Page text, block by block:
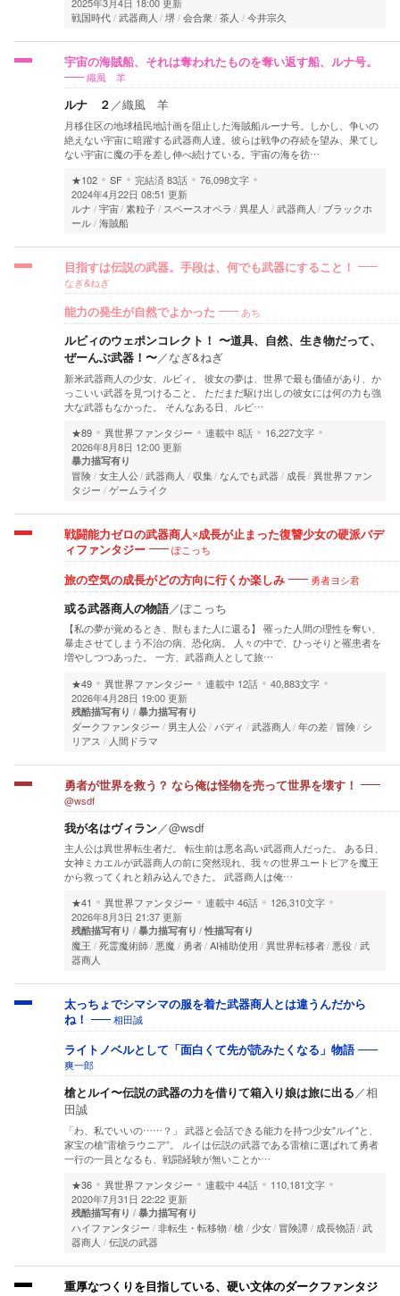
戦国時代 武器商人 堺 会合衆 茶人 今井宗久
宇宙の海賊船、それは奪われたものを奪い返す船、ルナ号。
織風 羊
ルナ ２ ／織風 羊
月移住区の地球植民地計画を阻止した海賊船ルーナ号。しかし、争いの
絶えない宇宙に暗躍する武器商人達。彼らは戦争の存続を望み、果てし
ない宇宙に魔の手を差し伸べ続けている。宇宙の海を彷…
★102
SF 完結済83話
76,098文字
2024年4月22日 08:51 更新
ルナ
宇宙 素粒子 スペースオペラ 異星人 武器商人
ブラックホ
ール 海賊船
目指すは伝説の武器。手段は、何でも武器にすること！
なぎ&ねぎ
能力の発生が自然でよかった あち
ルビィのウェポンコレクト！ 〜道具、自然、生き物だって、
ぜーんぶ武器！〜／なぎ&ねぎ
新米武器商人の少女、ルビィ。 彼女の夢は、世界で最も価値があり、か
っこいい武器を見つけること。 ただまだ駆け出しの彼女には何の力も強
大な武器もなかった。 そんなある日、ルビ…
★89
異世界ファンタジー 連載中 8話
16,227文字
2026年8月8日 12:00 更新
暴力描写有り
冒険 女主人公 武器商人 収集 なんでも武器 成長 異世界ファン
タジー
ゲームライク
戦闘能力ゼロの武器商人×成長が止まった復讐少女の硬派バデ
ィファンタジー
ぽこっち
旅の空気の成長がどの方向に行くか楽しみ 勇者ヨシ君
或る武器商人の物語／ぽこっち
【私の夢が覚めるとき、獣もまた人に還る】 罹った人間の理性を奪い、
暴走させてしまう不治の病、恐化病。 人々の中で、ひっそりと罹患者を
増やしつつあった。 一方、武器商人として旅…
★49
異世界ファンタジー 連載中 12話
40,883文字
2026年4月28日 19:00 更新
残酷描写有り 暴力描写有り
ダークファンタジー 男主人公 バディ 武器商人 年の差 冒険 シ
リアス
人間ドラマ
勇者が世界を救う？ なら俺は怪物を売って世界を壊す！
@wsdf
我が名はヴィラン／@wsdf
主人公は異世界転生者だ。 転生前は悪名高い武器商人だった。 ある日、
女神ミカエルが武器商人の前に突然現れ、我々の世界ユートピアを魔王
から救ってくれと頼み込んできた。 武器商人は俺…
★41
異世界ファンタジー 連載中 46話
126,310文字
2026年8月3日 21:37 更新
残酷描写有り 暴力描写有り 性描写有り
魔王 死霊魔術師 悪魔 勇者 AI補助使用 異世界転移者 悪役 武
器商人
太っちょでシマシマの服を着た武器商人とは違うんだから
ね！
相田誠
ライトノベルとして「面白くて先が読みたくなる」物語
爽一郎
槍とルイ〜伝説の武器の力を借りて箱入り娘は旅に出る／相
田誠
「わ、私でいいの……？」 武器と会話できる能力を持つ少女"ルイ"と、
家宝の槍”雷槍ラウニア”。 ルイは伝説の武器である雷槍に選ばれて勇者
一行の一員となるも、戦闘経験が無いことか…
★36
異世界ファンタジー 連載中 44話
110,181文字
2020年7月31日 22:22 更新
残酷描写有り 暴力描写有り
ハイファンタジー 非転生・転移物 槍 少女 冒険譚 成長物語 武
器商人
伝説の武器
重厚なつくりを目指している、硬い文体のダークファンタジ